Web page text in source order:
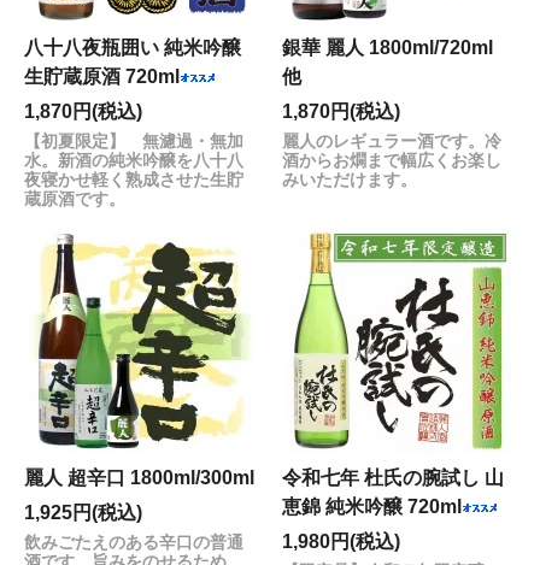
八十八夜瓶囲い 純米吟醸
生貯蔵原酒 720ml
1,870円(税込)
【初夏限定】 無濾過・無加
水。新酒の純米吟醸を八十八
夜寝かせ軽く熟成させた生貯
蔵原酒です。
銀華 麗人 1800ml/720ml
他
1,870円(税込)
麗人のレギュラー酒です。冷
酒からお燗まで幅広くお楽し
みいただけます。
麗人 超辛口 1800ml/300ml
1,925円(税込)
飲みごたえのある辛口の普通
令和七年 杜氏の腕試し 山
恵錦 純米吟醸 720ml
1,980円(税込)